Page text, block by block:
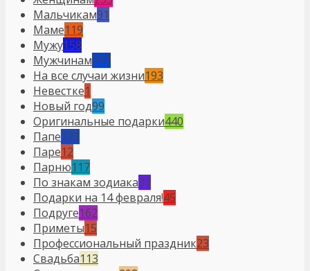
Мальчикам91
Маме119
Мужу158
Мужчинам297
На все случаи жизни193
Невестке1
Новый год99
Оригинальные подарки440
Папе123
Паре12
Парню117
По знакам зодиака31
Подарки на 14 февраля!45
Подруге162
Приметы15
Профессиональный праздник23
Свадьба113